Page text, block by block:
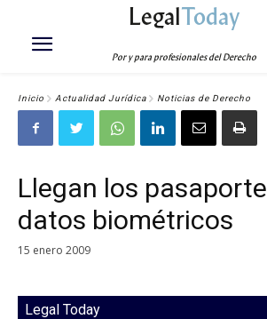
LegalToday
Por y para profesionales del Derecho
Inicio Actualidad Jurídica Noticias de Derecho
Llegan los
datos biométricos
15 enero 2009
Legal Today